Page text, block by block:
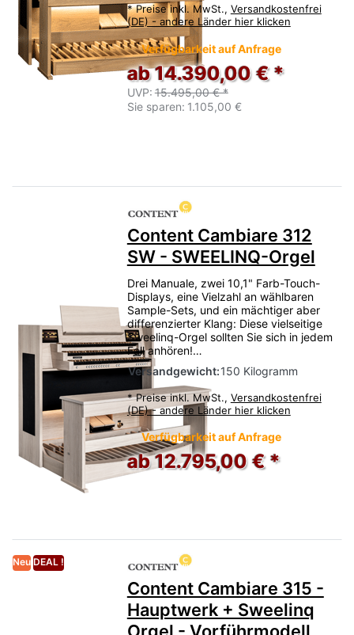
* Preise inkl. MwSt., Versandkostenfrei
(DE) - andere Länder hier klicken
Verfügbarkeit auf Anfrage
ab 14.390,00 € *
UVP: 15.495,00 € *
Sie sparen: 1.105,00 €
Content Cambiare 312
SW - SWEELINQ-Orgel
Drei Manuale, zwei 10,1" Farb-Touch-
Displays, eine Vielzahl an wählbaren
Sample-Sets, und ein mächtiger aber
differenzierter Klang: Diese vielseitige
Sweelinq-Orgel sollten Sie sich in jedem
Fall anhören!…
Versandgewicht:150 Kilogramm
* Preise inkl. MwSt., Versandkostenfrei
(DE) - andere Länder hier klicken
Verfügbarkeit auf Anfrage
ab 12.795,00 € *
Neu DEAL !
Content Cambiare 315 -
Hauptwerk + Sweelinq